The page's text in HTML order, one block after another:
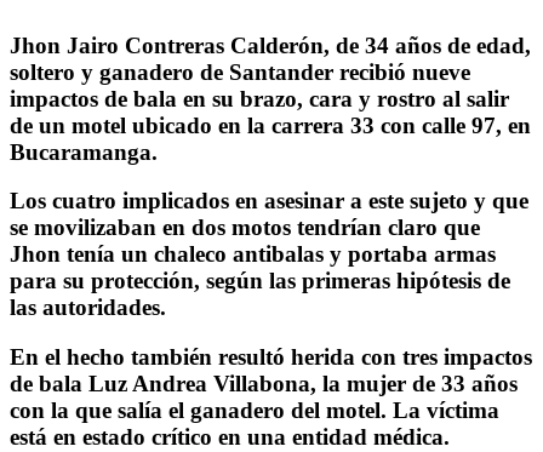
Jhon Jairo Contreras Calderón, de 34 años de edad,
soltero y ganadero de Santander recibió nueve
impactos de bala en su brazo, cara y rostro al salir
de un motel ubicado en la carrera 33 con calle 97, en
Bucaramanga.
Los cuatro implicados en asesinar a este sujeto y que
se movilizaban en dos motos tendrían claro que
Jhon tenía un chaleco antibalas y portaba armas
para su protección, según las primeras hipótesis de
las autoridades.
En el hecho también resultó herida con tres impactos
de bala Luz Andrea Villabona, la mujer de 33 años
con la que salía el ganadero del motel. La víctima
está en estado crítico en una entidad médica.